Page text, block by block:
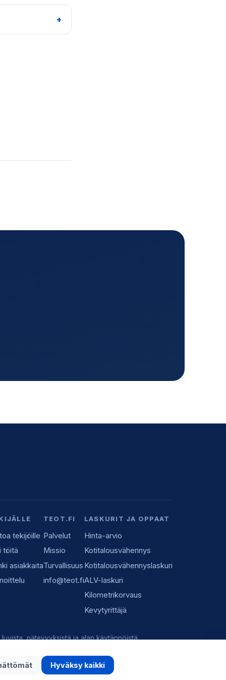
tekijöille
töitä
asiakkaita
TEOT.FI
Palvelut
Missio
Turvallisuus
info@teot.fi
LASKURIT JA OPPAAT
Hinta-arvio
Kotitalousvähennys
Kotitalousvähennyslaskuri
ALV-laskuri
Kilometrikorvaus
Kevytyrittäjä
pätevyyksistä ja alan käytännöistä.
Hyväksy kaikki